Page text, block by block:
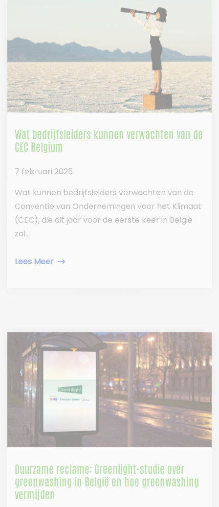
Wat bedrijfsleiders kunnen verwachten van de
CEC Belgium
7 februari 2025
Wat kunnen bedrijfsleiders verwachten van de
Conventie van Ondernemingen voor het Klimaat
(CEC), die dit jaar voor de eerste keer in België
zal...
Lees Meer
Duurzame reclame: Greenlight-studie over
greenwashing in België en hoe greenwashing
vermijden